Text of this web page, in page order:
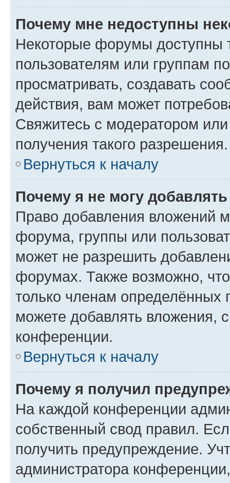
Почему мне недоступны
Некоторые форумы доступны
пользователям или группам
просматривать, создавать
действия, вам может
Свяжитесь с модератором
получения такого разрешения.
Вернуться к началу
Почему я не могу
Право добавления вложений
форума, группы или
может не разрешить
форумах. Также возможно,
только членам определённых
можете добавлять вложения,
конференции.
Вернуться к началу
Почему я получил
На каждой конференции
собственный свод правил.
получить предупреждение.
администратора